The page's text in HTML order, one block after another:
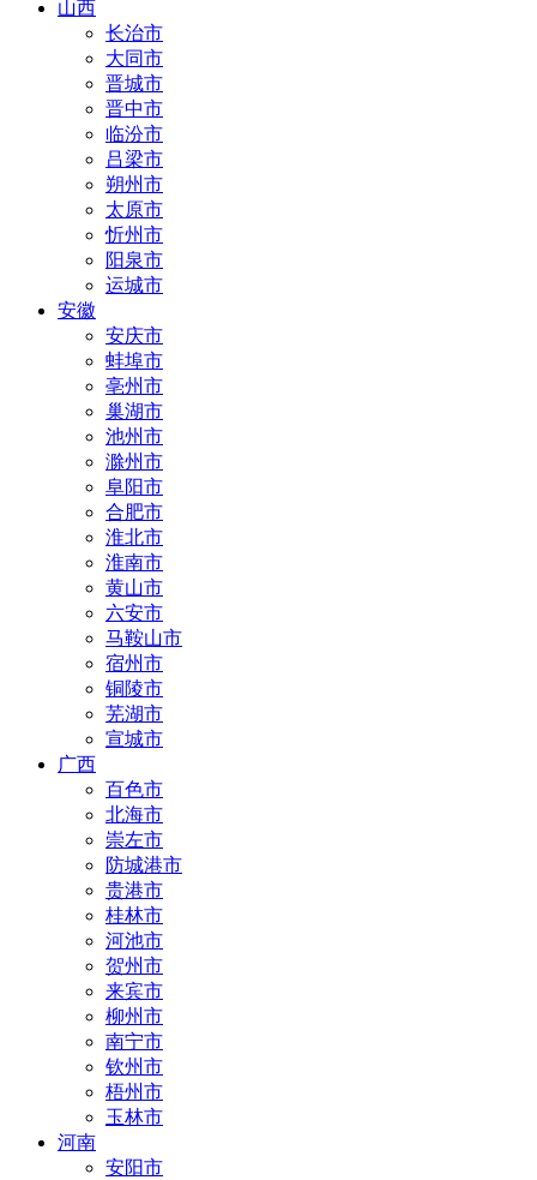
山西
长治市
大同市
晋城市
晋中市
临汾市
吕梁市
朔州市
太原市
忻州市
阳泉市
运城市
安徽
安庆市
蚌埠市
亳州市
巢湖市
池州市
滁州市
阜阳市
合肥市
淮北市
淮南市
黄山市
六安市
马鞍山市
宿州市
铜陵市
芜湖市
宣城市
广西
百色市
北海市
崇左市
防城港市
贵港市
桂林市
河池市
贺州市
来宾市
柳州市
南宁市
钦州市
梧州市
玉林市
河南
安阳市